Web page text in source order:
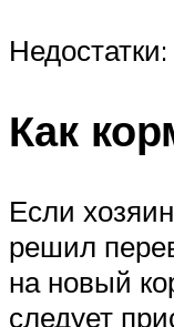
Недостатки:
Как
Если
решил
на новый
следует